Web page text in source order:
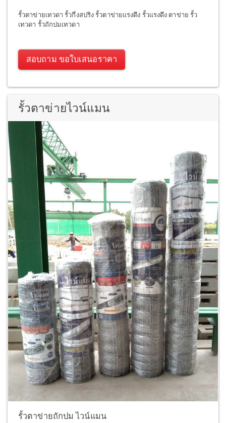
รั้วตาข่ายเทวดา รั้วกึ่งสปริง รั้วตาข่ายแรงดึง รั้วแรงดึง ตาข่าย รั้ว
เทวดา รั้วถักปมเทวดา
สอบถาม ขอใบเสนอราคา
รั้วตาข่ายไวน์แมน
รั้วตาข่ายถักปม ไวน์แมน